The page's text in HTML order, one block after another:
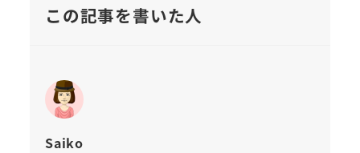
この記事を書いた人
Saiko